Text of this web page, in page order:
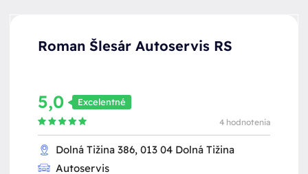
Roman Šlesár Autoservis RS
5,0 Excelentné
4 hodnotenia
Dolná Tižina 386, 013 04 Dolná Tižina
Autoservis